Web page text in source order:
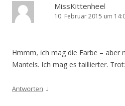
MissKittenheel
10. Februar 2015 um
Hmmm, ich mag die Farbe – aber
Mantels. Ich mag es taillierter.
Antworten ↓